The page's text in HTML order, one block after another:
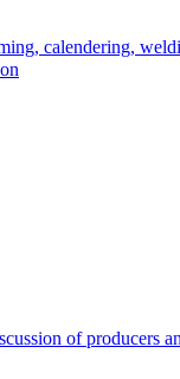
calendering,
of producers